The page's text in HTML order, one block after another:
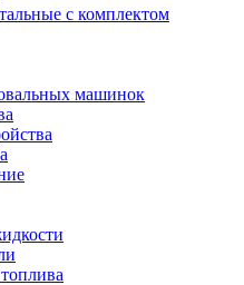
с комплектом
машинок